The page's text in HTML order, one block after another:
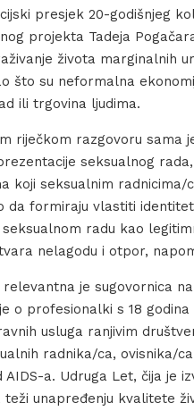
presjek 20-godišnjeg
projekta Tadeja
života marginalnih
što su neformalna
ili trgovina ljudima.
riječkom razgovoru sama
seksualnog
koji seksualnim radnicima/
da formiraju vlastiti
radu kao
nelagodu i otpor,
je sugovornica
o profesionalki s 18 godina
usluga ranjivim
radnika/ca, ovisnika/
AIDS-a. Udruga Let, čija je
unapređenju kvalitete